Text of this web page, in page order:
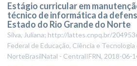
Estágio curricular em
técnico de informática da
Estado do Rio Grande do Norte
Silva, Juliana; http://lattes.cnpq.br/
Federal de Educação, Ciência e
NorteBrasilNatal - CentralIFRN, 2018-06-